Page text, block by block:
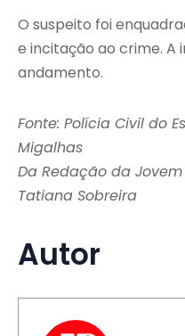
O suspeito foi
e incitação ao crime. A
andamento.
Fonte: Polícia Civil do
Migalhas
Da Redação da
Tatiana Sobreira
Autor